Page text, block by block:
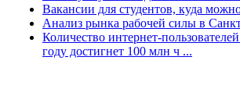
Вакансии для студентов, куда
Анализ рынка рабочей силы в
Количество интернет-
году достигнет 100 млн ч ...